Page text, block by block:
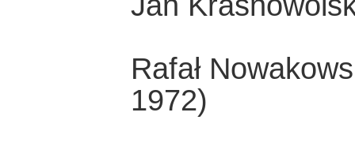
Rafał
1972)